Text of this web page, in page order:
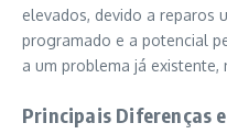
elevados, devido a reparos
programado e a potencial
a um problema já existente,
Principais Diferenças